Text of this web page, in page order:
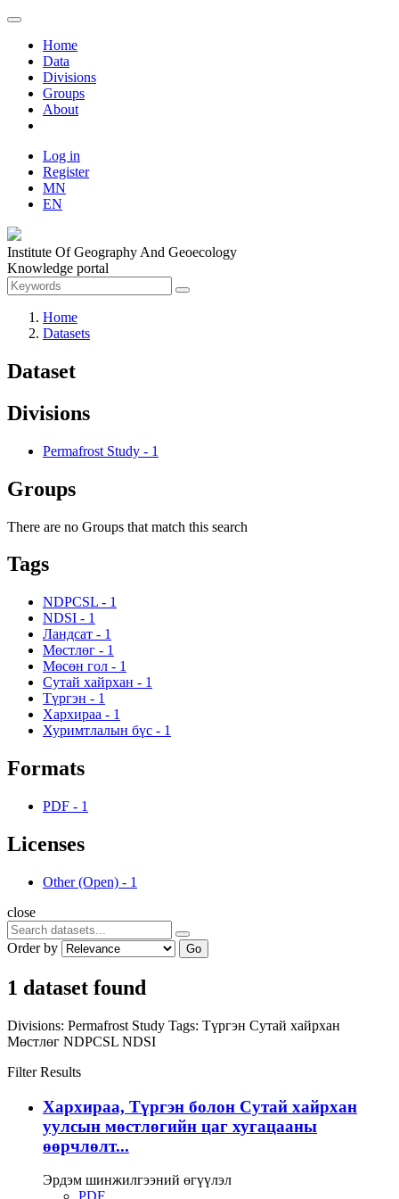
Home
Data
Divisions
Groups
About
Log in
Register
MN
EN
Institute Of Geography And Geoecology
Knowledge portal
Home
Datasets
Dataset
Divisions
Permafrost Study - 1
Groups
There are no Groups that match this search
Tags
NDPCSL - 1
NDSI - 1
Ландсат - 1
Мөстлөг - 1
Мөсөн гол - 1
Сутай хайрхан - 1
Түргэн - 1
Хархираа - 1
Хуримтлалын бүс - 1
Formats
PDF - 1
Licenses
Other (Open) - 1
close
Order by Go
1 dataset found
Divisions: Permafrost Study Tags: Түргэн Сутай хайрхан
Мөстлөг NDPCSL NDSI
Filter Results
Хархираа, Түргэн болон Сутай хайрхан
уулсын мөстлөгийн цаг хугацааны
өөрчлөлт...
Эрдэм шинжилгээний өгүүлэл